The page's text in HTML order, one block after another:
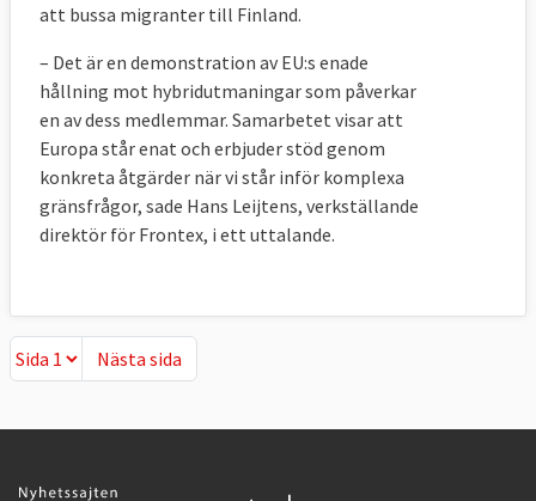
att bussa migranter till Finland.
– Det är en demonstration av EU:s enade
hållning mot hybridutmaningar som påverkar
en av dess medlemmar. Samarbetet visar att
Europa står enat och erbjuder stöd genom
konkreta åtgärder när vi står inför komplexa
gränsfrågor, sade Hans Leijtens, verkställande
direktör för Frontex, i ett uttalande.
Nästa sida
Nästa sida